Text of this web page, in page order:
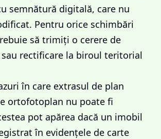
semnătură digitală, care nu
Pentru orice schimbări
să trimiți o cerere de
rectificare la biroul teritorial
în care extrasul de plan
ortofotoplan nu poate fi
pot apărea dacă un imobil
în evidențele de carte